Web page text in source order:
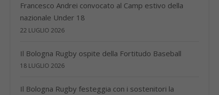
Francesco Andrei convocato al Camp estivo della
nazionale Under 18
22 LUGLIO 2026
Il Bologna Rugby ospite della Fortitudo Baseball
18 LUGLIO 2026
Il Bologna Rugby festeggia con i sostenitori la